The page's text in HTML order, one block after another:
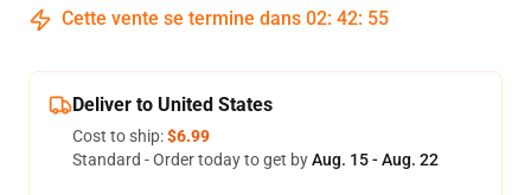
Cette vente se termine dans 02: 42: 54
Deliver to United States
Cost to ship:$6.99
Standard - Order today to get byAug. 15 - Aug. 22